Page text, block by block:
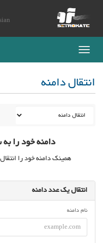
Toggle
navigation
انتقال دامنه
دامنه خود را
همینک دامنه خود را
انتقال یک عدد دامنه
نام دامنه